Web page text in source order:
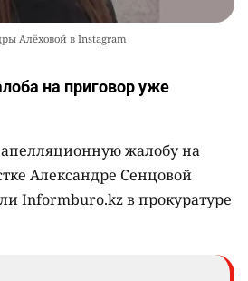
Алёховой в Instagram
на приговор уже
жалобу на
Александре Сенцовой
Informburo.kz в прокуратуре